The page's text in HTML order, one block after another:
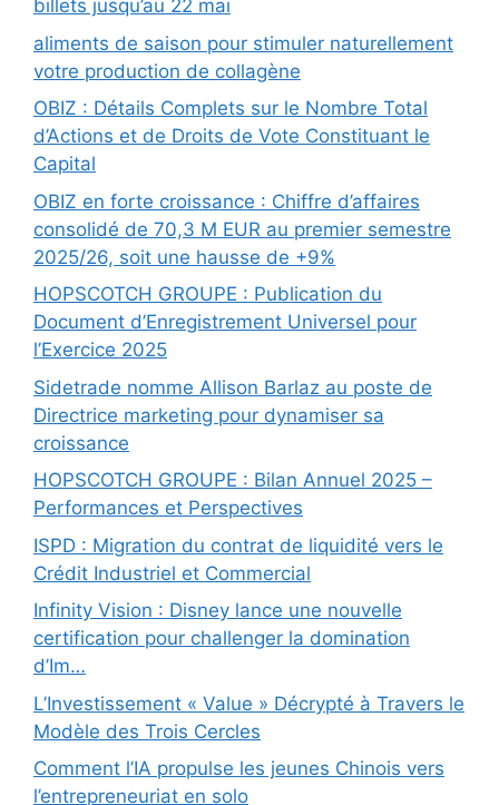
billets jusqu’au 22 mai
aliments de saison pour stimuler naturellement
votre production de collagène
OBIZ : Détails Complets sur le Nombre Total
d’Actions et de Droits de Vote Constituant le
Capital
OBIZ en forte croissance : Chiffre d’affaires
consolidé de 70,3 M EUR au premier semestre
2025/26, soit une hausse de +9%
HOPSCOTCH GROUPE : Publication du
Document d’Enregistrement Universel pour
l’Exercice 2025
Sidetrade nomme Allison Barlaz au poste de
Directrice marketing pour dynamiser sa
croissance
HOPSCOTCH GROUPE : Bilan Annuel 2025 –
Performances et Perspectives
ISPD : Migration du contrat de liquidité vers le
Crédit Industriel et Commercial
Infinity Vision : Disney lance une nouvelle
certification pour challenger la domination
d’Im…
L’Investissement « Value » Décrypté à Travers le
Modèle des Trois Cercles
Comment l’IA propulse les jeunes Chinois vers
l’entrepreneuriat en solo